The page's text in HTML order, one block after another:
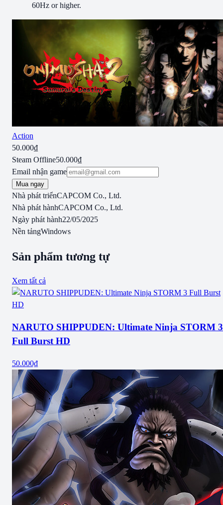
60Hz or higher.
Action
50.000₫
Steam Offline50.000₫
Email nhận game
Mua ngay
Nhà phát triểnCAPCOM Co., Ltd.
Nhà phát hànhCAPCOM Co., Ltd.
Ngày phát hành22/05/2025
Nền tảngWindows
Sản phẩm tương tự
Xem tất cả
NARUTO SHIPPUDEN: Ultimate Ninja STORM 3
Full Burst HD
50.000₫